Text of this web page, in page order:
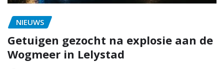
NIEUWS
Getuigen gezocht na explosie aan de
Wogmeer in Lelystad